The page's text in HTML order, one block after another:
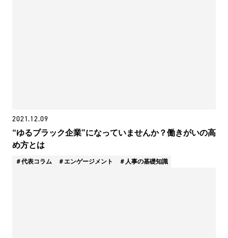
2021.12.09
“ゆるブラック企業”になっていませんか？働きがいの高
め方とは
代表コラム エンゲージメント 人事の基礎知識